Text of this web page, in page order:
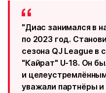
"Диас занимался в
по 2023 год.
сезона QJ League в
"Кайрат" U-18. Он
и
уважали партнёры и